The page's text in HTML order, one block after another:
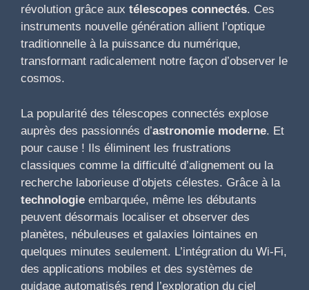
révolution grâce aux télescopes connectés. Ces
instruments nouvelle génération allient l’optique
traditionnelle à la puissance du numérique,
transformant radicalement notre façon d’observer le
cosmos.
La popularité des télescopes connectés explose
auprès des passionnés d’astronomie moderne. Et
pour cause ! Ils éliminent les frustrations
classiques comme la difficulté d’alignement ou la
recherche laborieuse d’objets célestes. Grâce à la
technologie embarquée, même les débutants
peuvent désormais localiser et observer des
planètes, nébuleuses et galaxies lointaines en
quelques minutes seulement. L’intégration du Wi-Fi,
des applications mobiles et des systèmes de
guidage automatisés rend l’exploration du ciel